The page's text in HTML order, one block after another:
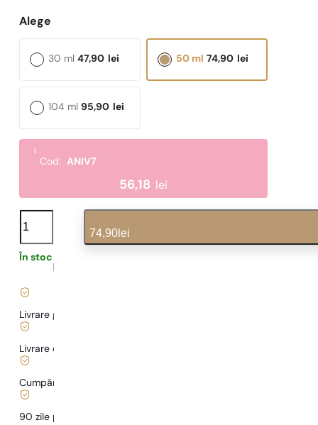
Alege capacitatea:
47,90 lei
30 ml 74,90 lei
50 ml
95,90 lei
104 ml
i
Cod:ANIV7
56,18 lei
N°
252
cantitate
74,90 lei
În stoc
Livrare gratuită de la
Livrare de la
Cumpărături și plăți sigure
90 zile pentru a